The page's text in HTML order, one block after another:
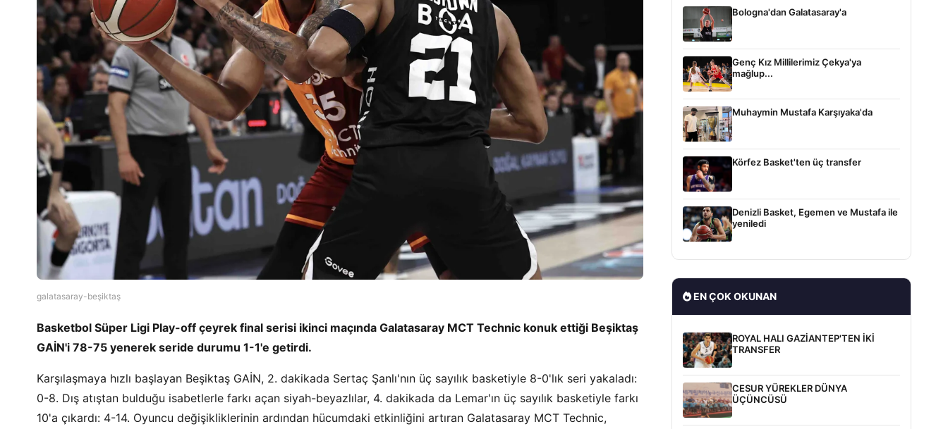
galatasaray-beşiktaş
Basketbol Süper Ligi Play-off çeyrek final serisi ikinci maçında Galatasaray MCT Technic konuk ettiği Beşiktaş
GAİN'i 78-75 yenerek seride durumu 1-1'e getirdi.
Karşılaşmaya hızlı başlayan Beşiktaş GAİN, 2. dakikada Sertaç Şanlı'nın üç sayılık basketiyle 8-0'lık seri yakaladı:
0-8. Dış atıştan bulduğu isabetlerle farkı açan siyah-beyazlılar, 4. dakikada da Lemar'ın üç sayılık basketiyle farkı
10'a çıkardı: 4-14. Oyuncu değişikliklerinin ardından hücumdaki etkinliğini artıran Galatasaray MCT Technic,
Bologna'dan Galatasaray'a
Genç Kız Millilerimiz Çekya'ya
mağlup...
Muhaymin Mustafa Karşıyaka'da
Körfez Basket'ten üç transfer
Denizli Basket, Egemen ve Mustafa ile
yeniledi
EN ÇOK OKUNAN
ROYAL HALI GAZİANTEP'TEN İKİ
TRANSFER
CESUR YÜREKLER DÜNYA
ÜÇÜNCÜSÜ